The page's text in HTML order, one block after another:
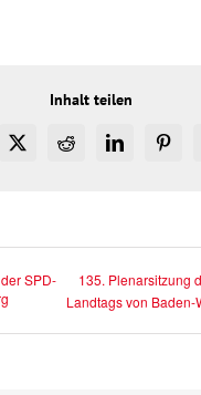
Inhalt teilen
X RedditLinkedIn
SPD-
135. Plenarsitzung
Landtags von Baden-